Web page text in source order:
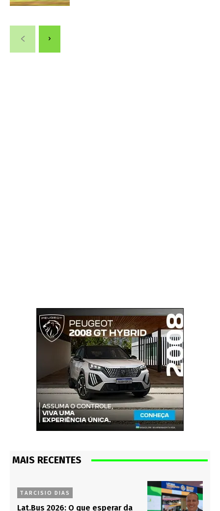
MAIS RECENTES
TARCISIO DIAS
Lat.Bus 2026: O que esperar da